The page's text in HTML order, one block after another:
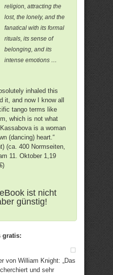
religion, attracting the
lost, the lonely, and the
fanatical with its formal
rituals, its sense of
belonging, and its
intense emotions …
inhaled this
it, and now I know all
tango terms like
which is not what
is a woman
(dancing) heart.“
(ca. 400 Normseiten,
11. Oktober 1,19
)
ist nicht
günstig!
gratis:
von William Knight: „Das
und sehr